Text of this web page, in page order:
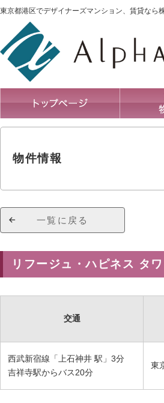
東京都港区でデザイナーズマンション、賃貸なら
物件情報
一覧に戻る
リフージュ・ハピネス タ
交通
西武新宿線「上石神井 駅」3分
吉祥寺駅からバス20分
東